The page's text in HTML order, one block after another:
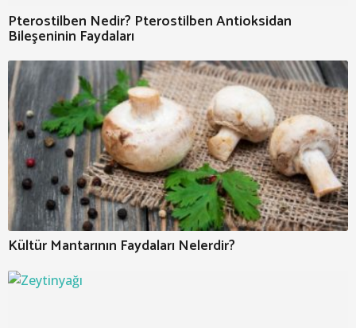
Pterostilben Nedir? Pterostilben Antioksidan
Bileşeninin Faydaları
Kültür Mantarının Faydaları Nelerdir?